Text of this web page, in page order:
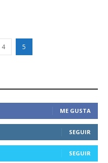
4 5
ME GUSTA
SEGUIR
SEGUIR